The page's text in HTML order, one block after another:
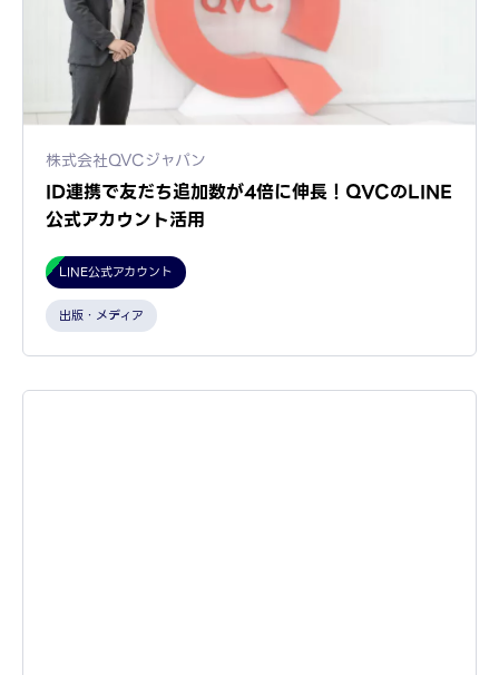
株式会社QVCジャパン
ID連携で友だち追加数が4倍に伸長！QVCのLINE
公式アカウント活用
LINE公式アカウント
出版・メディア